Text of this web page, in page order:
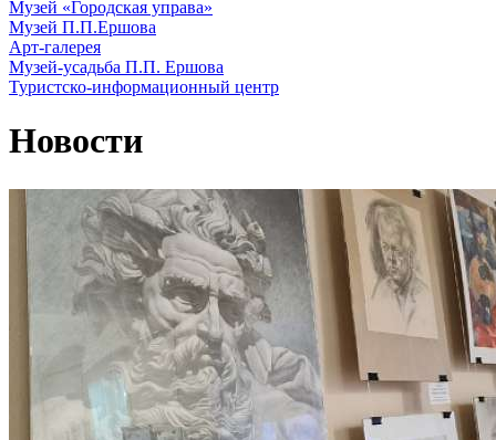
Музей «Городская управа»
Музей П.П.Ершова
Арт-галерея
Музей-усадьба П.П. Ершова
Туристско-информационный центр
Новости